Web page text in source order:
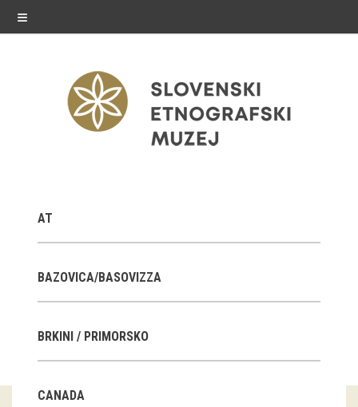
≡
Stalne razstave
Občasne razstave
E-razstave
AT
BAZOVICA/BASOVIZZA
BRKINI / PRIMORSKO
CANADA